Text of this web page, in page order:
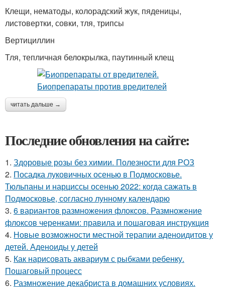
Клещи, нематоды, колорадский жук, пяденицы,
листовертки, совки, тля, трипсы
Вертициллин
Тля, тепличная белокрылка, паутинный клещ
читать дальше →
Последние обновления на сайте:
1. Здоровые розы без химии. Полезности для РОЗ
2. Посадка луковичных осенью в Подмосковье.
Тюльпаны и нарциссы осенью 2022: когда сажать в
Подмосковье, согласно лунному календарю
3. 6 вариантов размножения флоксов. Размножение
флоксов черенками: правила и пошаговая инструкция
4. Новые возможности местной терапии аденоидитов у
детей. Аденоиды у детей
5. Как нарисовать аквариум с рыбками ребенку.
Пошаговый процесс
6. Размножение декабриста в домашних условиях.